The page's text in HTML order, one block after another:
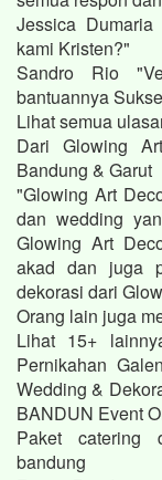
Jessica
kami Kristen?"
Sandro Rio
bantuannya
Lihat semua
Dari Glowing
Bandung & Garut
"Glowing Art
dan wedding
Glowing Art
akad dan juga
dekorasi dari
Orang lain juga
Lihat 15+
Pernikahan
Wedding &
BANDUN Event
Paket catering
bandung